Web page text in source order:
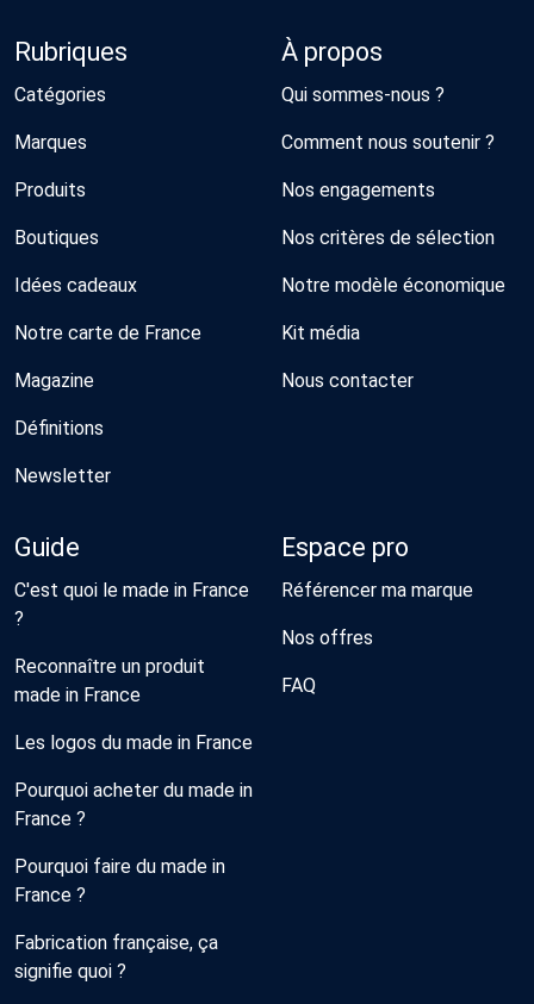
Rubriques
Catégories
Marques
Produits
Boutiques
Idées cadeaux
Notre carte de France
Magazine
Définitions
Newsletter
À propos
Qui sommes-nous ?
Comment nous soutenir ?
Nos engagements
Nos critères de sélection
Notre modèle économique
Kit média
Nous contacter
Guide
C'est quoi le made in France
?
Reconnaître un produit
made in France
Les logos du made in France
Pourquoi acheter du made in
France ?
Pourquoi faire du made in
France ?
Fabrication française, ça
signifie quoi ?
Espace pro
Référencer ma marque
Nos offres
FAQ